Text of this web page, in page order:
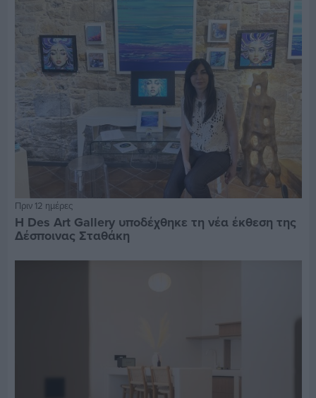
Πριν 12 ημέρες
Η Des Art Gallery υποδέχθηκε τη νέα έκθεση της
Δέσποινας Σταθάκη